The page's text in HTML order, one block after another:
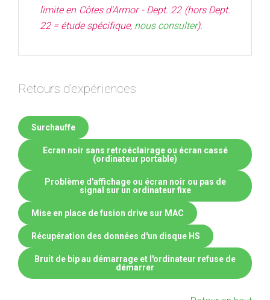
limite en Côtes d'Armor - Dept. 22 (hors Dept.
22 = étude spécifique, nous consulter).
Retours d'expériences
Surchauffe
Ecran noir sans retroéclairage ou écran cassé
(ordinateur portable)
Problème d'affichage ou écran noir ou pas de
signal sur un ordinateur fixe
Mise en place de fusion drive sur MAC
Récupération des données d'un disque HS
Bruit de bip au démarrage et l'ordinateur refuse de
démarrer